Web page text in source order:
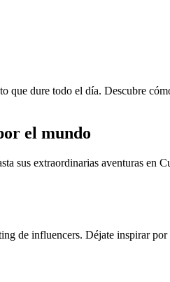
dure todo el día. Descubre
el mundo
sus extraordinarias aventuras en
de influencers. Déjate inspirar